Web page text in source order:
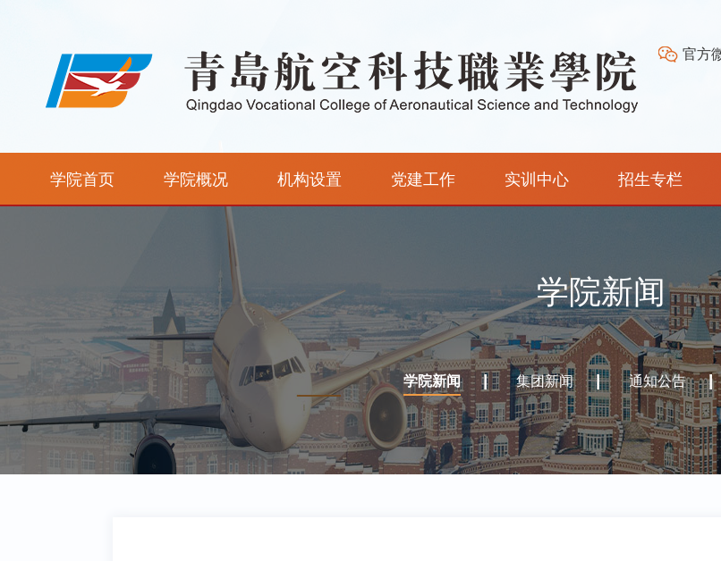
官方
学院首页 学院概况 机构设置 党建工作 实训中心 招生专栏
学院新闻
学院新闻 集团新闻 通知公告